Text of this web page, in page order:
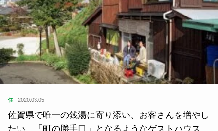
住 2020.03.05
佐賀県で唯一の銭湯に寄り添い、お客さんを増やし
たい。「町の勝手口」となるようなゲストハウス。